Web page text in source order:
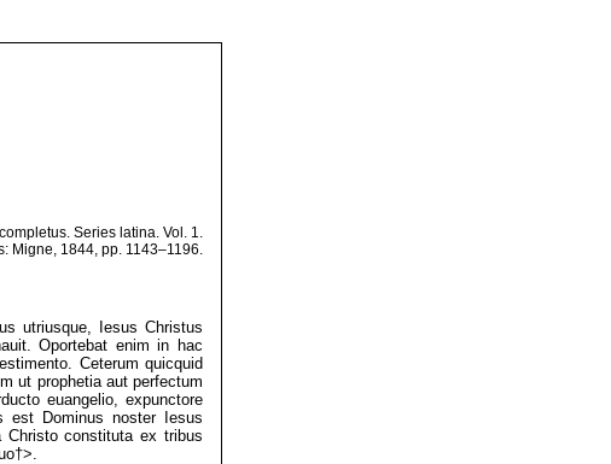
Series latina. Vol. 1.
Migne, 1844, pp. 1143–1196.
utriusque, Iesus Christus
Oportebat enim in hac
Ceterum quicquid
ut prophetia aut perfectum
euangelio, expunctore
est Dominus noster Iesus
constituta ex tribus